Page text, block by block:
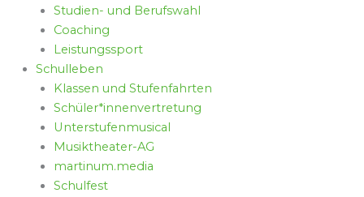
Studien- und Berufswahl
Coaching
Leistungssport
Schulleben
Klassen und Stufenfahrten
Schüler*innenvertretung
Unterstufenmusical
Musiktheater-AG
martinum.media
Schulfest